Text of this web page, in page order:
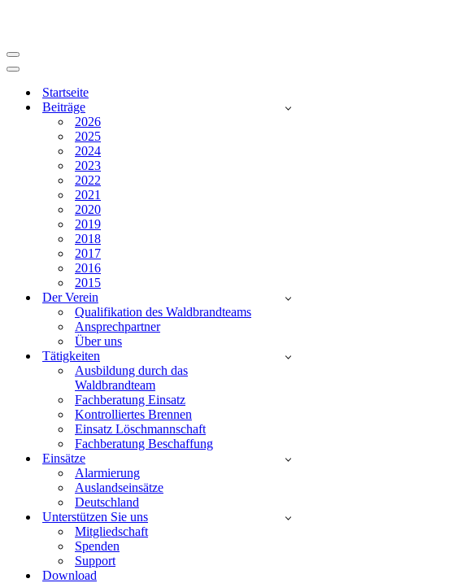
Navigationsmenü
Navigationsmenü
Startseite
Beiträge
2026
2025
2024
2023
2022
2021
2020
2019
2018
2017
2016
2015
Der Verein
Qualifikation des Waldbrandteams
Ansprechpartner
Über uns
Tätigkeiten
Ausbildung durch das
Waldbrandteam
Fachberatung Einsatz
Kontrolliertes Brennen
Einsatz Löschmannschaft
Fachberatung Beschaffung
Einsätze
Alarmierung
Auslandseinsätze
Deutschland
Unterstützen Sie uns
Mitgliedschaft
Spenden
Support
Download